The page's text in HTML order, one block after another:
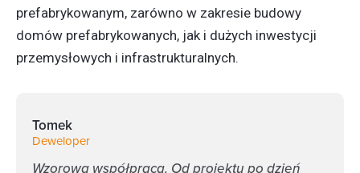
prefabrykowanym, zarówno w zakresie budowy
domów prefabrykowanych, jak i dużych inwestycji
przemysłowych i infrastrukturalnych.
Wzorowa współpraca. Od projektu po dzień
Tomek
Deweloper